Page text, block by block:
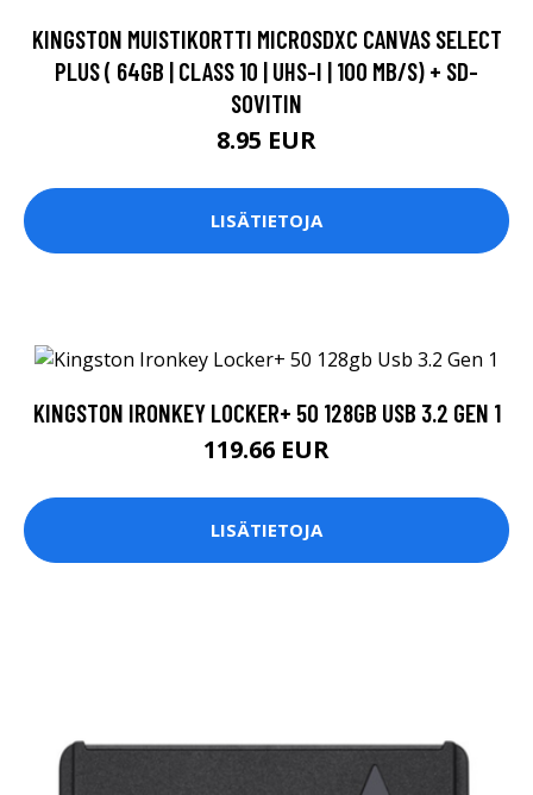
KINGSTON MUISTIKORTTI MICROSDXC CANVAS SELECT
PLUS ( 64GB | CLASS 10 | UHS-I | 100 MB/S) + SD-
SOVITIN
8.95 EUR
LISÄTIETOJA
KINGSTON IRONKEY LOCKER+ 50 128GB USB 3.2 GEN 1
119.66 EUR
LISÄTIETOJA